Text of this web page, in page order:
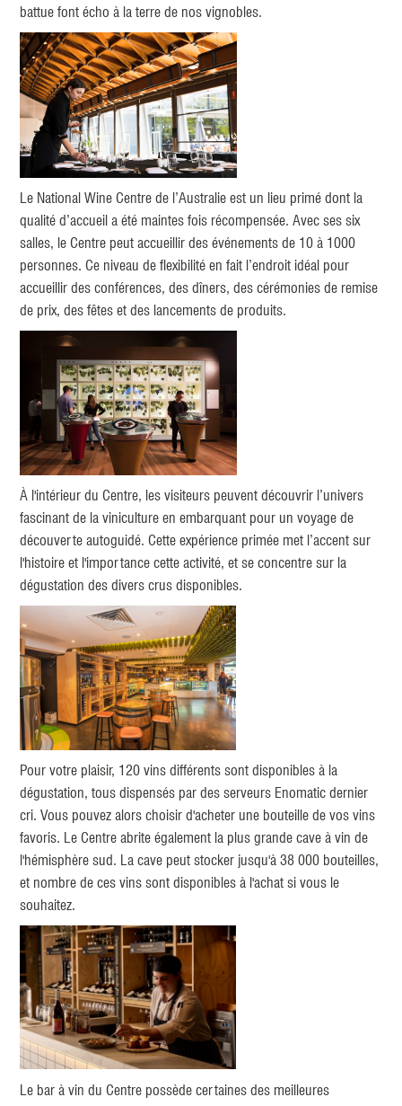
battue font écho à la terre de nos vignobles.
Le National Wine Centre de l’Australie est un lieu primé dont la
qualité d’accueil a été maintes fois récompensée. Avec ses six
salles, le Centre peut accueillir des événements de 10 à 1000
personnes. Ce niveau de flexibilité en fait l’endroit idéal pour
accueillir des conférences, des dîners, des cérémonies de remise
de prix, des fêtes et des lancements de produits.
À l'intérieur du Centre, les visiteurs peuvent découvrir l’univers
fascinant de la viniculture en embarquant pour un voyage de
découverte autoguidé. Cette expérience primée met l’accent sur
l'histoire et l'importance cette activité, et se concentre sur la
dégustation des divers crus disponibles.
Pour votre plaisir, 120 vins différents sont disponibles à la
dégustation, tous dispensés par des serveurs Enomatic dernier
cri. Vous pouvez alors choisir d'acheter une bouteille de vos vins
favoris. Le Centre abrite également la plus grande cave à vin de
l'hémisphère sud. La cave peut stocker jusqu'à 38 000 bouteilles,
et nombre de ces vins sont disponibles à l'achat si vous le
souhaitez.
Le bar à vin du Centre possède certaines des meilleures